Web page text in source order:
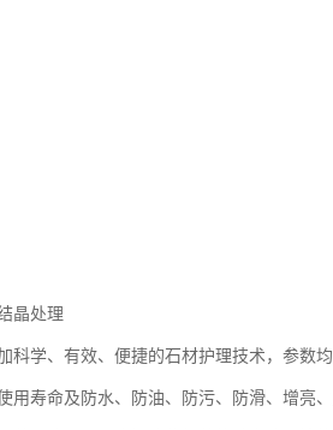
晶处理
科学、有效、便捷的石材护理技术，参数
用寿命及防水、防油、防污、防滑、增亮、